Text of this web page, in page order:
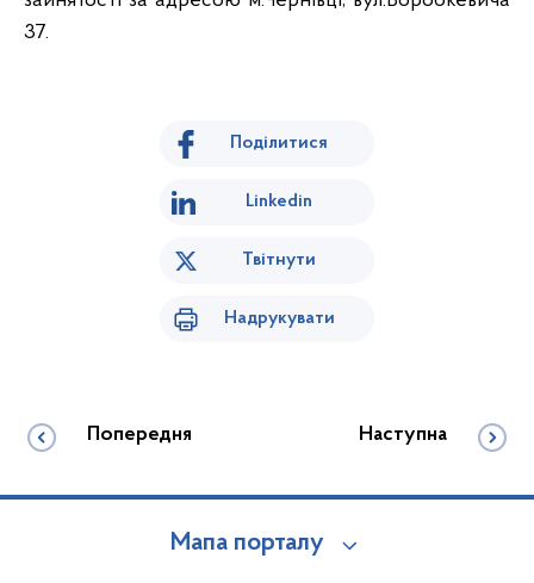
37.
Поділитися
Linkedin
Твітнути
Надрукувати
Попередня Наступна
Мапа порталу